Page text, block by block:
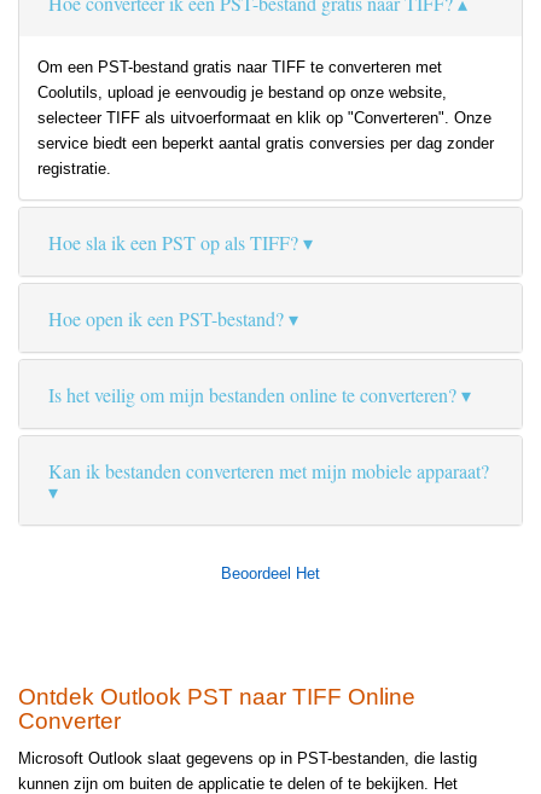
Om een PST-bestand gratis naar TIFF te converteren met
Coolutils, upload je eenvoudig je bestand op onze website,
selecteer TIFF als uitvoerformaat en klik op "Converteren". Onze
service biedt een beperkt aantal gratis conversies per dag zonder
registratie.
Hoe sla ik een PST op als TIFF?
Hoe open ik een PST-bestand?
Is het veilig om mijn bestanden online te converteren?
Kan ik bestanden converteren met mijn mobiele apparaat?
Beoordeel Het
Ontdek Outlook PST naar TIFF Online
Converter
Microsoft Outlook slaat gegevens op in PST-bestanden, die lastig
kunnen zijn om buiten de applicatie te delen of te bekijken. Het